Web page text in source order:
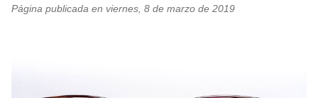
Página publicada en viernes, 8 de marzo de 2019